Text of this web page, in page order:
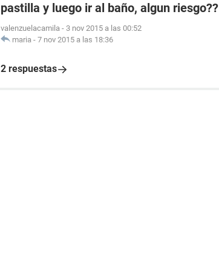
pastilla y luego ir al baño, algun riesgo??
valenzuelacamila - 3 nov 2015 a las 00:52
maria - 7 nov 2015 a las 18:36
2 respuestas